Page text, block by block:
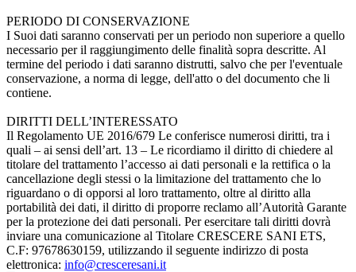
PERIODO DI CONSERVAZIONE
I Suoi dati saranno conservati per un periodo non superiore a quello
necessario per il raggiungimento delle finalità sopra descritte. Al
termine del periodo i dati saranno distrutti, salvo che per l'eventuale
conservazione, a norma di legge, dell'atto o del documento che li
contiene.
DIRITTI DELL’INTERESSATO
Il Regolamento UE 2016/679 Le conferisce numerosi diritti, tra i
quali – ai sensi dell’art. 13 – Le ricordiamo il diritto di chiedere al
titolare del trattamento l’accesso ai dati personali e la rettifica o la
cancellazione degli stessi o la limitazione del trattamento che lo
riguardano o di opporsi al loro trattamento, oltre al diritto alla
portabilità dei dati, il diritto di proporre reclamo all’Autorità Garante
per la protezione dei dati personali. Per esercitare tali diritti dovrà
inviare una comunicazione al Titolare CRESCERE SANI ETS,
C.F: 97678630159, utilizzando il seguente indirizzo di posta
elettronica: info@cresceresani.it